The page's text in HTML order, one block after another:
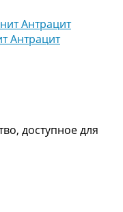
Антрацит
доступное для